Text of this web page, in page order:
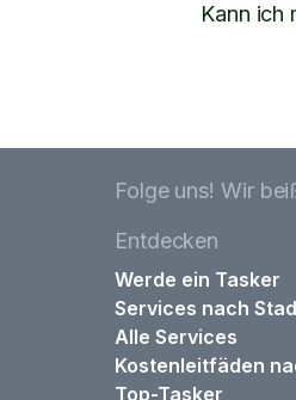
Kann ich
Folge uns! Wir
Entdecken
Werde ein Tasker
Services nach
Alle Services
Kostenleitfäden
Top-Tasker